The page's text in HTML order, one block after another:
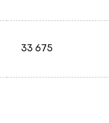
33 675